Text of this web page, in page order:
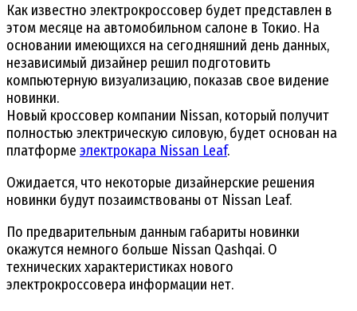
Как известно электрокроссовер будет представлен в
этом месяце на автомобильном салоне в Токио. На
основании имеющихся на сегодняшний день данных,
независимый дизайнер решил подготовить
компьютерную визуализацию, показав свое видение
новинки.
Новый кроссовер компании Nissan, который получит
полностью электрическую силовую, будет основан на
платформе электрокара Nissan Leaf.
Ожидается, что некоторые дизайнерские решения
новинки будут позаимствованы от Nissan Leaf.
По предварительным данным габариты новинки
окажутся немного больше Nissan Qashqai. О
технических характеристиках нового
электрокроссовера информации нет.